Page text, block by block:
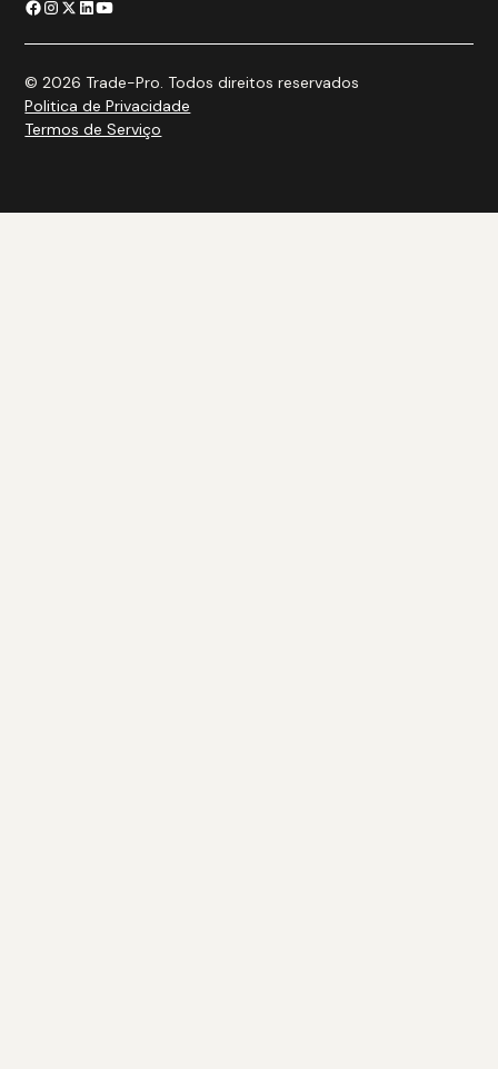
© 2026 Trade-Pro. Todos direitos reservados
Politica de Privacidade
Termos de Serviço